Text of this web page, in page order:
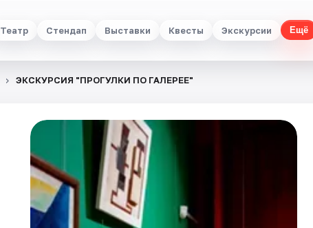
Театр Стендап Выставки Квесты Экскурсии Ещё
ЭКСКУРСИЯ "ПРОГУЛКИ ПО ГАЛЕРЕЕ"